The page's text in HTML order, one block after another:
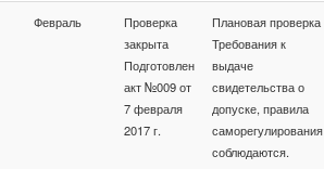
Февраль
Проверка
закрыта
Подготовлен
акт №009 от
7 февраля
2017 г.
Плановая проверка
Требования к
выдаче
свидетельства о
допуске, правила
саморегулирования
соблюдаются.